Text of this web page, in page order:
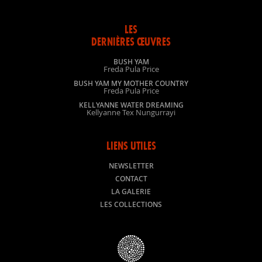
LES
DERNIÈRES ŒUVRES
BUSH YAM
Freda Pula Price
BUSH YAM MY MOTHER COUNTRY
Freda Pula Price
KELLYANNE WATER DREAMING
Kellyanne Tex Nungurrayi
LIENS UTILES
NEWSLETTER
CONTACT
LA GALERIE
LES COLLECTIONS